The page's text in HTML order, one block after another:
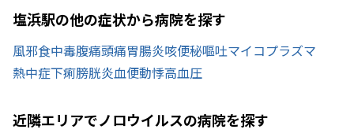
塩浜駅の他の症状から病院を探す
風邪食中毒腹痛頭痛胃腸炎咳便秘嘔吐マイコプラズマ
熱中症下痢膀胱炎血便動悸高血圧
近隣エリアでノロウイルスの病院を探す